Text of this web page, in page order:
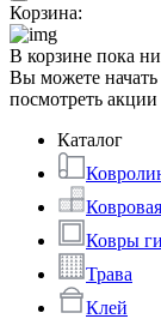
Корзина:
В корзине пока
Вы можете
посмотреть
Каталог
Ковры
Трава
Клей